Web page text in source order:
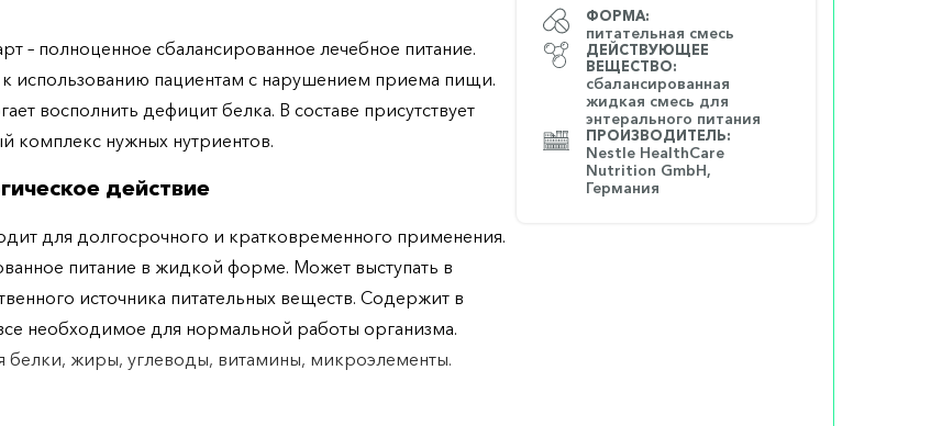
ФОРМА:
питательная смесь
ДЕЙСТВУЮЩЕЕ
ВЕЩЕСТВО:
сбалансированная
жидкая смесь для
энтерального питания
ПРОИЗВОДИТЕЛЬ:
Nestle HealthCare
Nutrition GmbH,
Германия
– полноценное сбалансированное лечебное питание.
к использованию пациентам с нарушением приема пищи.
восполнить дефицит белка. В составе присутствует
комплекс нужных нутриентов.
действие
для долгосрочного и кратковременного применения.
питание в жидкой форме. Может выступать в
источника питательных веществ. Содержит в
необходимое для нормальной работы организма.
белки, жиры, углеводы, витамины, микроэлементы.